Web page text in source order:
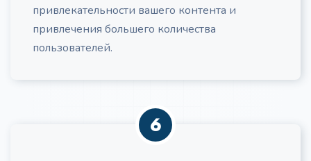
привлекательности вашего контента и
привлечения большего количества
пользователей.
6